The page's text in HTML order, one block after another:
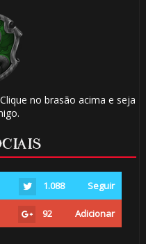
no brasão acima e seja
1.088 Seguir
92 Adicionar
🎂
1️⃣ 8️⃣
🎈